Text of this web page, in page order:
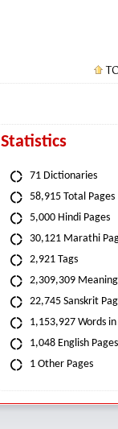
Statistics
71 Dictionaries
58,915 Total Pages
5,000 Hindi Pages
30,121 Marathi
2,921 Tags
2,309,309
22,745 Sanskrit
1,153,927 Words
1,048 English Pages
1 Other Pages